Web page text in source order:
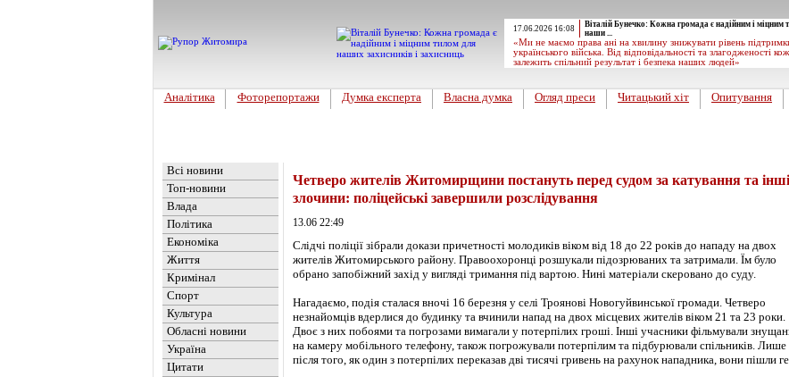
17.06.2026 16:08
Віталій Бунечко: Кожна громада є надійним і міцним
наши ...
«Ми не маємо права ані на хвилину знижувати рівень
українського війська. Від відповідальності та злагодженості
залежить спільний результат і безпека наших людей»
Аналітика Фоторепортажи Думка експерта Власна думка Огляд преси Читацький хіт Опитування
Всі новини
Топ-новини
Влада
Політика
Економіка
Життя
Кримінал
Спорт
Культура
Обласні новини
Україна
Цитати
Четверо жителів Житомирщини постануть перед судом за катування та інші
злочини: поліцейські завершили розслідування
13.06 22:49
Слідчі поліції зібрали докази причетності молодиків віком від 18 до 22 років до нападу на двох
жителів Житомирського району. Правоохоронці розшукали підозрюваних та затримали. Їм було
обрано запобіжний захід у вигляді тримання під вартою. Нині матеріали скеровано до суду.
Нагадаємо, подія сталася вночі 16 березня у селі Троянові Новогуйвинської громади. Четверо
незнайомців вдерлися до будинку та вчинили напад на двох місцевих жителів віком 21 та 23 роки.
Двоє з них побоями та погрозами вимагали у потерпілих гроші. Інші учасники фільмували
на камеру мобільного телефону, також погрожували потерпілим та підбурювали спільників. Лише
після того, як один з потерпілих переказав дві тисячі гривень на рахунок нападника, вони пішли